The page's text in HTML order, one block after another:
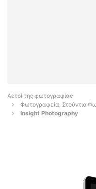
Αετοί της φωτογραφίας
Φωτογραφεία, Στούντιο
Insight Photography